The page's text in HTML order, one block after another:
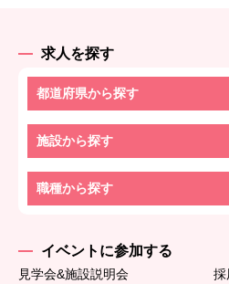
求人を探す
都道府県から探す
施設から探す
職種から探す
イベントに参加する
見学会&施設説明会
採